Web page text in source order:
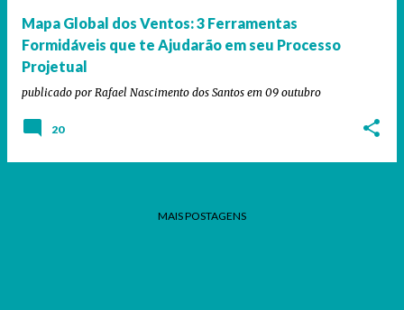
Mapa Global dos Ventos: 3 Ferramentas
Formidáveis que te Ajudarão em seu Processo
Projetual
publicado por Rafael Nascimento dos Santos em 09 outubro
20
MAIS POSTAGENS